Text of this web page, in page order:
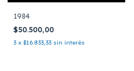
1984
$50.500,00
3 x $16.833,33 sin interés